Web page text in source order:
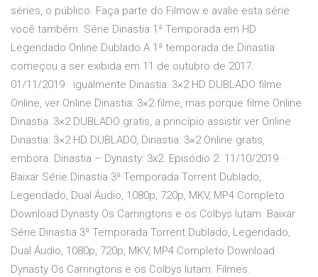
séries, o público. Faça parte do Filmow e avalie esta série
você também. Série Dinastia 1ª Temporada em HD
Legendado Online Dublado.A 1ª temporada de Dinastia
começou a ser exibida em 11 de outubro de 2017.
01/11/2019 · igualmente Dinastia: 3×2 HD DUBLADO filme
Online, ver Online Dinastia: 3×2 filme, mas porque filme Online
Dinastia: 3×2 DUBLADO gratis, a princípio assistir ver Online
Dinastia: 3×2 HD DUBLADO, Dinastia: 3×2 Online gratis,
embora. Dinastia – Dynasty: 3x2. Episódio 2. 11/10/2019 ·
Baixar Série Dinastia 3ª Temporada Torrent Dublado,
Legendado, Dual Áudio, 1080p, 720p, MKV, MP4 Completo
Download Dynasty Os Carringtons e os Colbys lutam. Baixar
Série Dinastia 3ª Temporada Torrent Dublado, Legendado,
Dual Áudio, 1080p, 720p, MKV, MP4 Completo Download
Dynasty Os Carringtons e os Colbys lutam. Filmes.